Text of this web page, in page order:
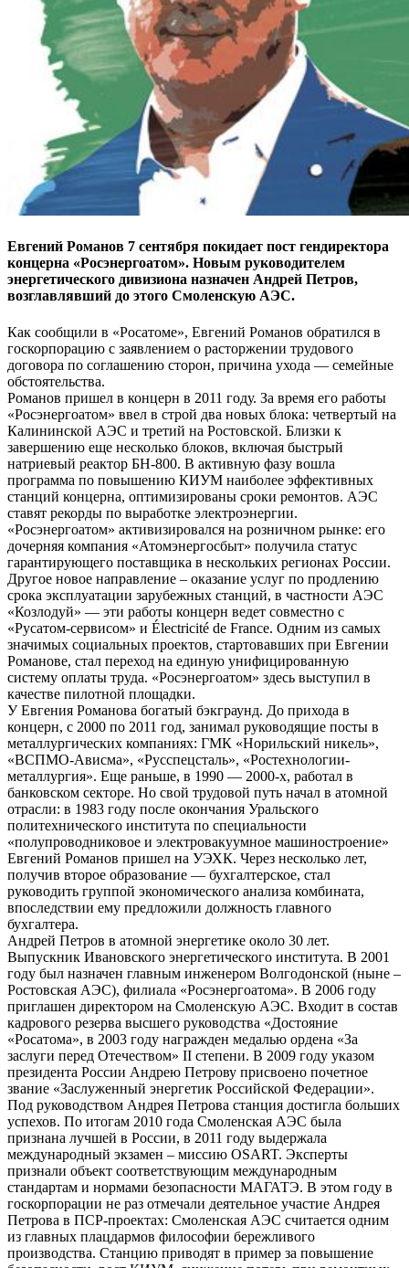
Евгений Романов 7 сентября покидает пост гендиректора
концерна «Росэнергоатом». Новым руководителем
энергетического дивизиона назначен Андрей Петров,
возглавлявший до этого Смоленскую АЭС.
Как сообщили в «Росатоме», Евгений Романов обратился в
госкорпорацию с заявлением о расторжении трудового
договора по соглашению сторон, причина ухода — семейные
обстоятельства.
Романов пришел в концерн в 2011 году. За время его работы
«Росэнергоатом» ввел в строй два новых блока: четвертый на
Калининской АЭС и третий на Ростовской. Близки к
завершению еще несколько блоков, включая быстрый
натриевый реактор БН-800. В активную фазу вошла
программа по повышению КИУМ наиболее эффективных
станций концерна, оптимизированы сроки ремонтов. АЭС
ставят рекорды по выработке электроэнергии.
«Росэнергоатом» активизировался на розничном рынке: его
дочерняя компания «Атомэнергосбыт» получила статус
гарантирующего поставщика в нескольких регионах России.
Другое новое направление – оказание услуг по продлению
срока эксплуатации зарубежных станций, в частности АЭС
«Козлодуй» — эти работы концерн ведет совместно с
«Русатом-сервисом» и Électricité de France. Одним из самых
значимых социальных проектов, стартовавших при Евгении
Романове, стал переход на единую унифицированную
систему оплаты труда. «Росэнергоатом» здесь выступил в
качестве пилотной площадки.
У Евгения Романова богатый бэкграунд. До прихода в
концерн, с 2000 по 2011 год, занимал руководящие посты в
металлургических компаниях: ГМК «Норильский никель»,
«ВСПМО-Ависма», «Русспецсталь», «Ростехнологии-
металлургия». Еще раньше, в 1990 — 2000-х, работал в
банковском секторе. Но свой трудовой путь начал в атомной
отрасли: в 1983 году после окончания Уральского
политехнического института по специальности
«полупроводниковое и электровакуумное машиностроение»
Евгений Романов пришел на УЭХК. Через несколько лет,
получив второе образование — бухгалтерское, стал
руководить группой экономического анализа комбината,
впоследствии ему предложили должность главного
бухгалтера.
Андрей Петров в атомной энергетике около 30 лет.
Выпускник Ивановского энергетического института. В 2001
году был назначен главным инженером Волгодонской (ныне –
Ростовская АЭС), филиала «Росэнергоатома». В 2006 году
приглашен директором на Смоленскую АЭС. Входит в состав
кадрового резерва высшего руководства «Достояние
«Росатома», в 2003 году награжден медалью ордена «За
заслуги перед Отечеством» II степени. В 2009 году указом
президента России Андрею Петрову присвоено почетное
звание «Заслуженный энергетик Российской Федерации».
Под руководством Андрея Петрова станция достигла больших
успехов. По итогам 2010 года Смоленская АЭС была
признана лучшей в России, в 2011 году выдержала
международный экзамен – миссию OSART. Эксперты
признали объект соответствующим международным
стандартам и нормами безопасности МАГАТЭ. В этом году в
госкорпорации не раз отмечали деятельное участие Андрея
Петрова в ПСР-проектах: Смоленская АЭС считается одним
из главных плацдармов философии бережливого
производства. Станцию приводят в пример за повышение